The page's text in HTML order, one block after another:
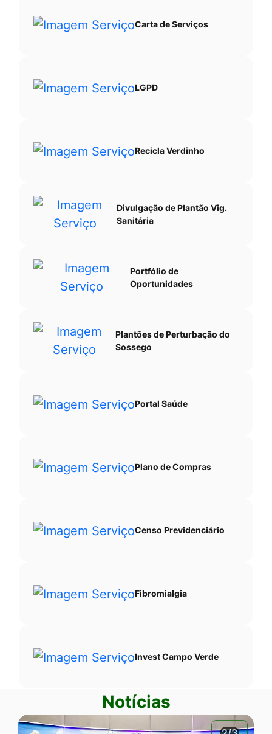
Carta de Serviços
LGPD
Recicla Verdinho
Divulgação de Plantão Vig.
Sanitária
Portfólio de
Oportunidades
Plantões de Perturbação do
Sossego
Portal Saúde
Plano de Compras
Censo Previdenciário
Fibromialgia
Invest Campo Verde
Notícias